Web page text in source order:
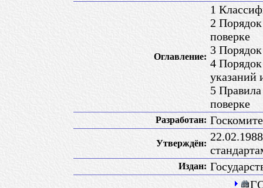
Оглавление:
1
2
поверке
3
4
указаний
5
поверке
Разработан:
Утверждён:
Издан: